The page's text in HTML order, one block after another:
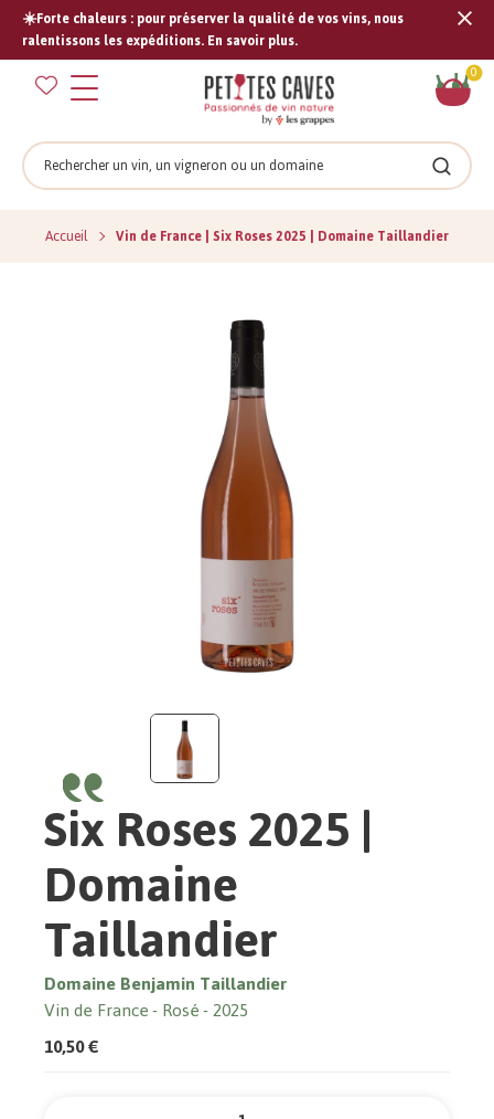
☀️Forte chaleurs : pour préserver la qualité de vos vins, nous
ralentissons les expéditions. En savoir plus.
0
Rechercher
Accueil Vin de France | Six Roses 2025 | Domaine Taillandier
Six Roses 2025 |
Domaine
Taillandier
Domaine Benjamin Taillandier
Vin de France Rosé 2025
10,50 €